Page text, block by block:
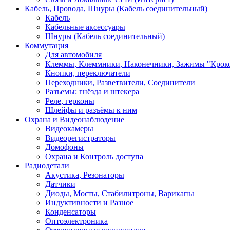
Кабель, Провода, Шнуры (Кабель соединительный)
Кабель
Кабельные аксессуары
Шнуры (Кабель соединительный)
Коммутация
Для автомобиля
Клеммы, Клеммники, Наконечники, Зажимы
Кнопки, переключатели
Переходники, Разветвители, Соединители
Разъемы: гнёзда и штекера
Реле, герконы
Шлейфы и разъёмы к ним
Охрана и Видеонаблюдение
Видеокамеры
Видеорегистраторы
Домофоны
Охрана и Контроль доступа
Радиодетали
Акустика, Резонаторы
Датчики
Диоды, Мосты, Стабилитроны, Варикапы
Индуктивности и Разное
Конденсаторы
Оптоэлектроника